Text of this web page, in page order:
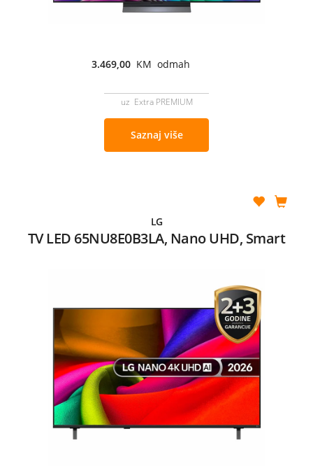
3.469,00 KM odmah
uz Extra PREMIUM
Saznaj više
LG
TV LED 65NU8E0B3LA, Nano UHD, Smart